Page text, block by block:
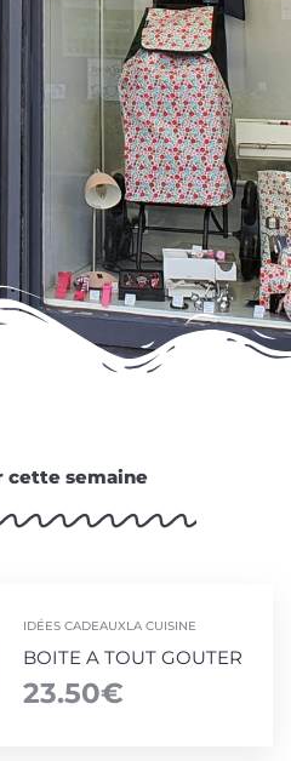
cette semaine
IDÉES CADEAUXLA CUISINE
BOITE A TOUT GOUTER
23.50€